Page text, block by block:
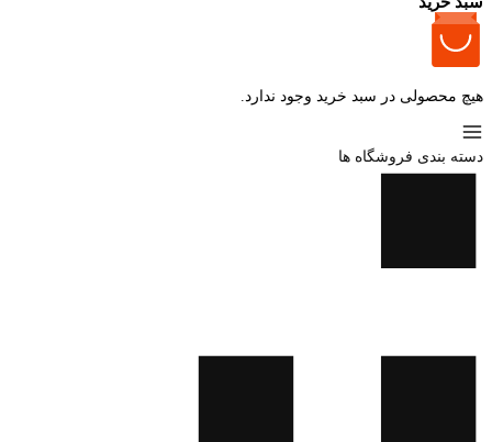
هیچ محصولی در سبد خرید وجود ندارد.
دسته بندی فروشگاه ها